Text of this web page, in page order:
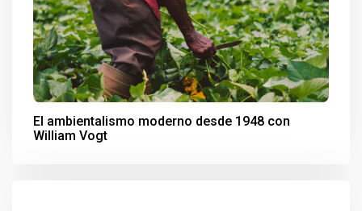
El ambientalismo moderno desde 1948 con
William Vogt